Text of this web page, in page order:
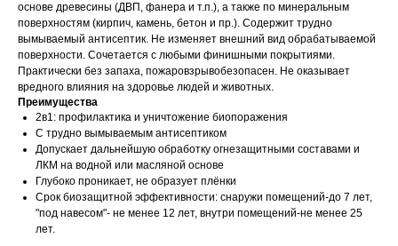
основе древесины (ДВП, фанера и т.п.), а также по минеральным
поверхностям (кирпич, камень, бетон и пр.). Содержит трудно
вымываемый антисептик. Не изменяет внешний вид обрабатываемой
поверхности. Сочетается с любыми финишными покрытиями.
Практически без запаха, пожаровзрывобезопасен. Не оказывает
вредного влияния на здоровье людей и животных.
Преимущества
2в1: профилактика и уничтожение биопоражения
С трудно вымываемым антисептиком
Допускает дальнейшую обработку огнезащитными составами и
ЛКМ на водной или масляной основе
Глубоко проникает, не образует плёнки
Срок биозащитной эффективности: снаружи помещений-до 7 лет,
"под навесом"- не менее 12 лет, внутри помещений-не менее 25
лет.